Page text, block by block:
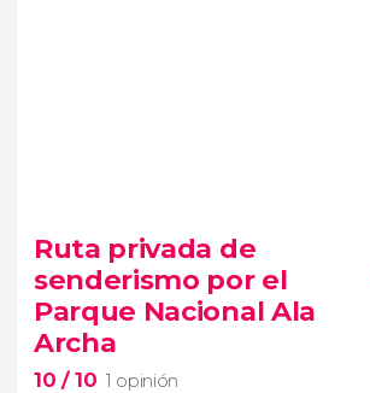
1 opinión
lugares más
de Kirguistán
visita
Biskek
Ruta privada de
senderismo por el
Parque Nacional Ala
Archa
10/ 10 1 opinión